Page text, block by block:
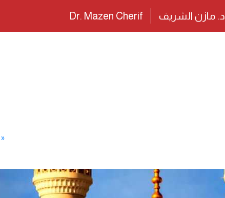
د. مازن الشريف Dr. Mazen Cherif
«